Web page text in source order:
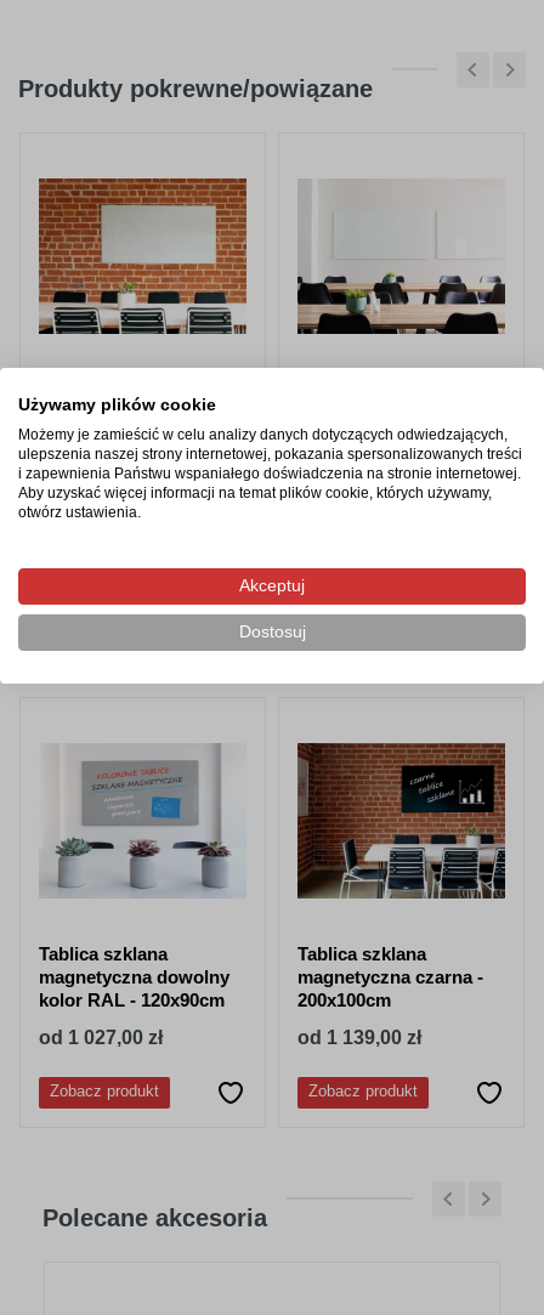
Produkty pokrewne/powiązane
magnetyczna biała -
150x100cm
od 938,00 zł
200x100cm
od 1 149,00 zł
Produkty z tej samej kategorii
Tablica szklana
magnetyczna dowolny
kolor RAL - 120x90cm
od 1 027,00 zł
Zobacz produkt
Tablica szklana
magnetyczna czarna -
200x100cm
od 1 139,00 zł
Zobacz produkt
Polecane akcesoria
Używamy plików cookie
Możemy je zamieścić w celu analizy danych dotyczących odwiedzających,
ulepszenia naszej strony internetowej, pokazania spersonalizowanych treści
i zapewnienia Państwu wspaniałego doświadczenia na stronie internetowej.
Aby uzyskać więcej informacji na temat plików cookie, których używamy,
otwórz ustawienia.
Akceptuj
Dostosuj